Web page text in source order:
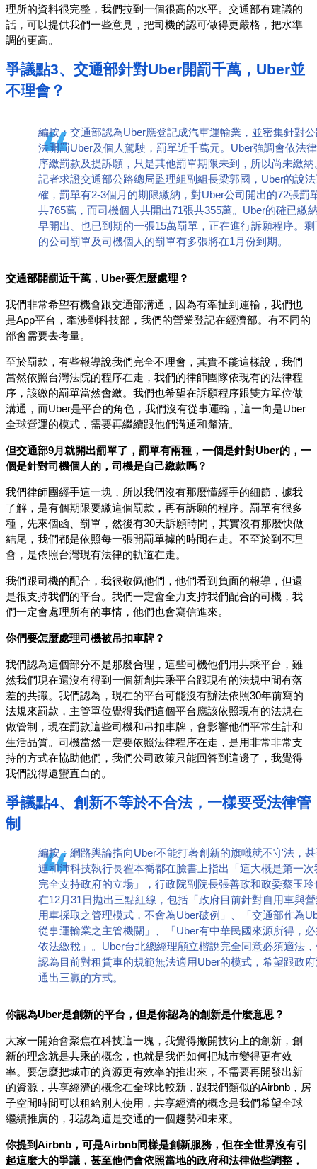
理所的資料很完整，我們拉到一個很高的水平。交通部有建議的
話，可以提供我們一些意見，把司機的認可做得更嚴格，把水準
調的更高。
爭議點3、交通部針對Uber開罰千萬，Uber並
不理會？
編按：交通部認為Uber應登記成汽車運輸業，並密集針對
法開罰Uber及個人駕駛，罰單近千萬元。Uber強調會依法
序繳罰款及提訴願，只是其他罰單期限未到，所以尚未繳納
記者求證交通部公路總局監理組副組長梁郭國，Uber的說
確，罰單有2-3個月的期限繳納，對Uber公司開出的72張罰
共765萬，而司機個人共開出71張共355萬。Uber的確已繳
早開出、也已到期的一張15萬罰單，正在進行訴願程序。剩
的公司罰單及司機個人的罰單有多張將在1月份到期。
交通部開罰近千萬，Uber要怎麼處理？
我們非常希望有機會跟交通部溝通，因為有牽扯到運輸，我們也
是App平台，牽涉到科技部，我們的營業登記在經濟部。有不同的
部會需要去考量。
至於罰款，有些報導說我們完全不理會，其實不能這樣說，我們
當然依照台灣法院的程序在走，我們的律師團隊依現有的法律程
序，該繳的罰單當然會繳。我們也希望在訴願程序跟雙方單位做
溝通，而Uber是平台的角色，我們沒有從事運輸，這一向是Uber
全球營運的模式，需要再繼續跟他們溝通和釐清。
但交通部9月就開出罰單了，罰單有兩種，一個是針對Uber的，一
個是針對司機個人的，司機是自己繳款嗎？
我們律師團經手這一塊，所以我們沒有那麼懂經手的細節，據我
了解，是有個期限要繳這個罰款，再有訴願的程序。罰單有很多
種，先來個函、罰單，然後有30天訴願時間，其實沒有那麼快做
結尾，我們都是依照每一張開罰單據的時間在走。不至於到不理
會，是依照台灣現有法律的軌道在走。
我們跟司機的配合，我很敬佩他們，他們看到負面的報導，但還
是很支持我們的平台。我們一定會全力支持我們配合的司機，我
們一定會處理所有的事情，他們也會寫信進來。
你們要怎麼處理司機被吊扣車牌？
我們認為這個部分不是那麼合理，這些司機他們用共乘平台，雖
然我們現在還沒有得到一個新創共乘平台跟現有的法規中間有落
差的共識。我們認為，現在的平台可能沒有辦法依照30年前寫的
法規來罰款，主管單位覺得我們這個平台應該依照現有的法規在
做管制，現在罰款這些司機和吊扣車牌，會影響他們平常生計和
生活品質。司機當然一定要依照法律程序在走，是用非常非常支
持的方式在協助他們，我們公司政策只能回答到這邊了，我覺得
我們說得還蠻直白的。
爭議點4、創新不等於不合法，一樣要受法律管
制
編按：網路輿論指向Uber不能打著創新的旗幟就不守法，
連和沛科技執行長翟本喬都在臉書上指出「這大概是第一次
完全支持政府的立場」，行政院副院長張善政和政委蔡玉玲
在12月31日拋出三點紅線，包括「政府目前針對自用車與
用車採取之管理模式，不會為Uber破例」、「交通部作為
從事運輸業之主管機關」、「Uber有中華民國來源所得，
依法繳稅」。Uber台北總經理顧立楷說完全同意必須適法
認為目前對租賃車的規範無法適用Uber的模式，希望跟政
通出三贏的方式。
你認為Uber是創新的平台，但是你認為的創新是什麼意思？
大家一開始會聚焦在科技這一塊，我覺得撇開技術上的創新，創
新的理念就是共乘的概念，也就是我們如何把城市變得更有效
率。要怎麼把城市的資源更有效率的推出來，不需要再開發出新
的資源，共享經濟的概念在全球比較新，跟我們類似的Airbnb，房
子空閒時間可以租給別人使用，共享經濟的概念是我們希望全球
繼續推廣的，我認為這是交通的一個趨勢和未來。
你提到Airbnb，可是Airbnb同樣是創新服務，但在全世界沒有引
起這麼大的爭議，甚至他們會依照當地的政府和法律做些調整，